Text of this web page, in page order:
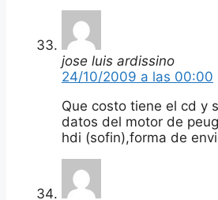
jose luis ardissino
24/10/2009 a las 00:00
Que costo tiene el cd y
datos del motor de
hdi (sofin),forma de